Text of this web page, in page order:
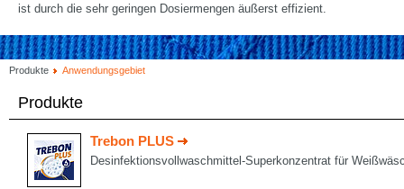
ist durch die sehr geringen Dosiermengen äußerst effizient.
Produkte Anwendungsgebiet
Produkte
Trebon PLUS
Desinfektionsvollwaschmittel-Superkonzentrat für